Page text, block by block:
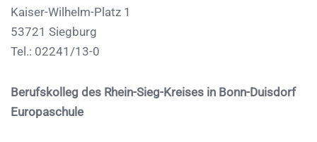
Kaiser-Wilhelm-Platz 1
53721 Siegburg
Tel.: 02241/13-0
Berufskolleg des Rhein-Sieg-Kreises in Bonn-Duisdorf
Europaschule